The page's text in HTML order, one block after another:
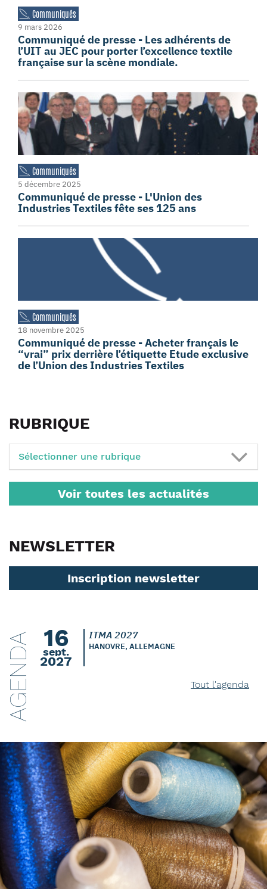
Communiqués
9 mars 2026
Communiqué de presse - Les adhérents de
l’UIT au JEC pour porter l’excellence textile
française sur la scène mondiale.
Communiqués
5 décembre 2025
Communiqué de presse - L'Union des
Industries Textiles fête ses 125 ans
Communiqués
18 novembre 2025
Communiqué de presse - Acheter français le
“vrai” prix derrière l’étiquette Etude exclusive
de l’Union des Industries Textiles
RUBRIQUE
Sélectionner une rubrique
Voir toutes les actualités
NEWSLETTER
Inscription newsletter
AGENDA 16
sept.
2027
ITMA 2027
HANOVRE, ALLEMAGNE
Tout l'agenda